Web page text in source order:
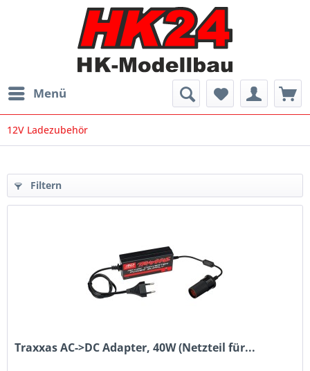
Menü
12V Ladezubehör
Filtern
Traxxas AC->DC Adapter, 40W (Netzteil für...